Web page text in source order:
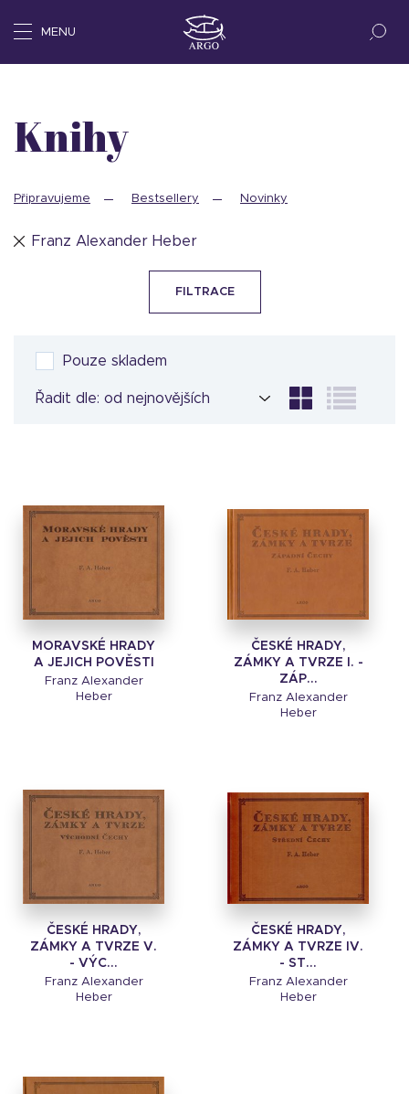
MENU
Knihy
Připravujeme Bestsellery Novinky
Franz Alexander Heber
FILTRACE
Pouze skladem
Řadit dle:
MORAVSKÉ HRADY
A JEJICH POVĚSTI
Franz Alexander
Heber
ČESKÉ HRADY,
ZÁMKY A TVRZE I. -
ZÁP...
Franz Alexander
Heber
ČESKÉ HRADY,
ZÁMKY A TVRZE V.
- VÝC...
Franz Alexander
Heber
ČESKÉ HRADY,
ZÁMKY A TVRZE IV.
- ST...
Franz Alexander
Heber